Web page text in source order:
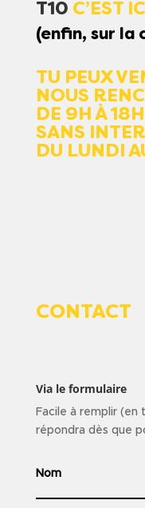
T10 C’EST
(enfin, sur la
TU PEUX
NOUS
DE 9H À 18H
SANS
DU LUNDI
CONTACT
Via le formulaire
Facile à remplir (en
répondra dès que